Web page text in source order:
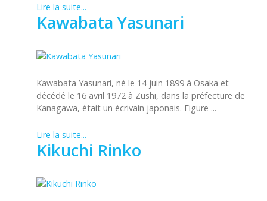
Lire la suite...
Kawabata Yasunari
Kawabata Yasunari, né le 14 juin 1899 à Osaka et
décédé le 16 avril 1972 à Zushi, dans la préfecture de
Kanagawa, était un écrivain japonais. Figure ...
Lire la suite...
Kikuchi Rinko